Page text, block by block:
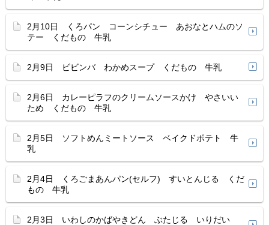
2月10日 くろパン コーンシチュー あおなとハムのソ
テー くだもの 牛乳
2月9日 ビビンバ わかめスープ くだもの 牛乳
2月6日 カレーピラフのクリームソースかけ やさいい
ため くだもの 牛乳
2月5日 ソフトめんミートソース ベイクドポテト 牛
乳
2月4日 くろごまあんパン(セルフ) すいとんじる くだ
もの 牛乳
2月3日 いわしのかばやきどん ぶたじる いりだい